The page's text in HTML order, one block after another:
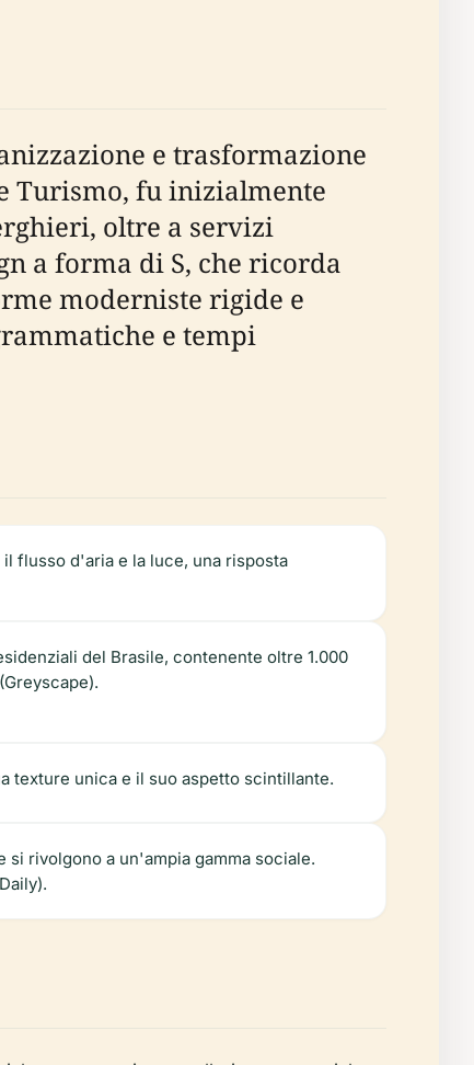
e trasformazione
Turismo, fu inizialmente
oltre a servizi
a forma di S, che ricorda
moderniste rigide e
e tempi
flusso d'aria e la luce, una risposta
del Brasile, contenente oltre 1.000
texture unica e il suo aspetto scintillante.
rivolgono a un'ampia gamma sociale.